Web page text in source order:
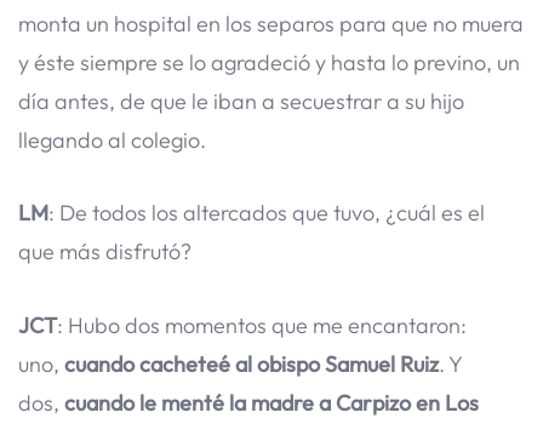
monta un hospital en los separos para que no muera
y éste siempre se lo agradeció y hasta lo previno, un
día antes, de que le iban a secuestrar a su hijo
llegando al colegio.
LM: De todos los altercados que tuvo, ¿cuál es el
que más disfrutó?
JCT: Hubo dos momentos que me encantaron:
uno, cuando cacheteé al obispo Samuel Ruiz. Y
dos, cuando le menté la madre a Carpizo en Los